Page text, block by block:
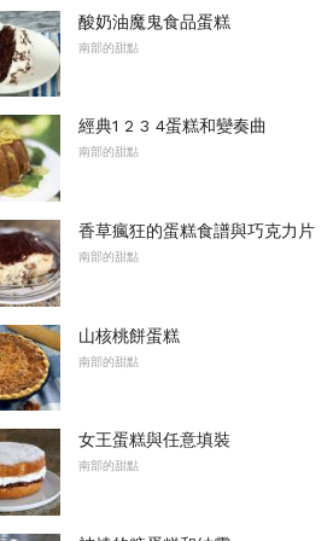
酸奶油魔鬼食品蛋糕
南部的甜點
經典1 2 3 4蛋糕和變奏曲
南部的甜點
香草瘋狂的蛋糕食譜與巧克力片
南部的甜點
山核桃餅蛋糕
南部的甜點
女王蛋糕與任意填裝
南部的甜點